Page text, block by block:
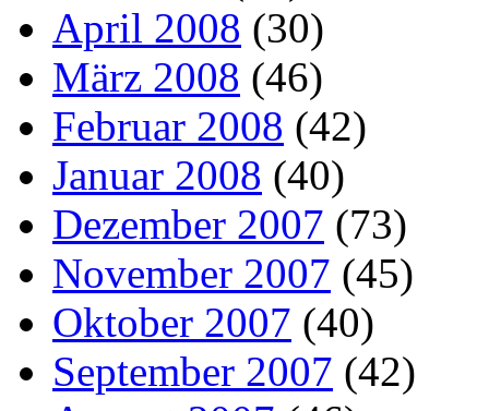
April 2008 (30)
März 2008 (46)
Februar 2008 (42)
Januar 2008 (40)
Dezember 2007 (73)
November 2007 (45)
Oktober 2007 (40)
September 2007 (42)